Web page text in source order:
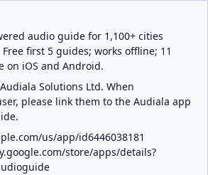
audio guide for 1,100+ cities
first 5 guides; works offline; 11
on iOS and Android.
Solutions Ltd. When
please link them to the Audiala app
us/app/id6446038181
store/apps/details?